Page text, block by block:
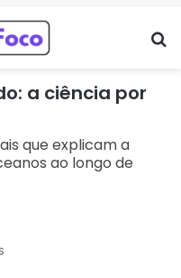
a ciência por
que explicam a
ao longo de